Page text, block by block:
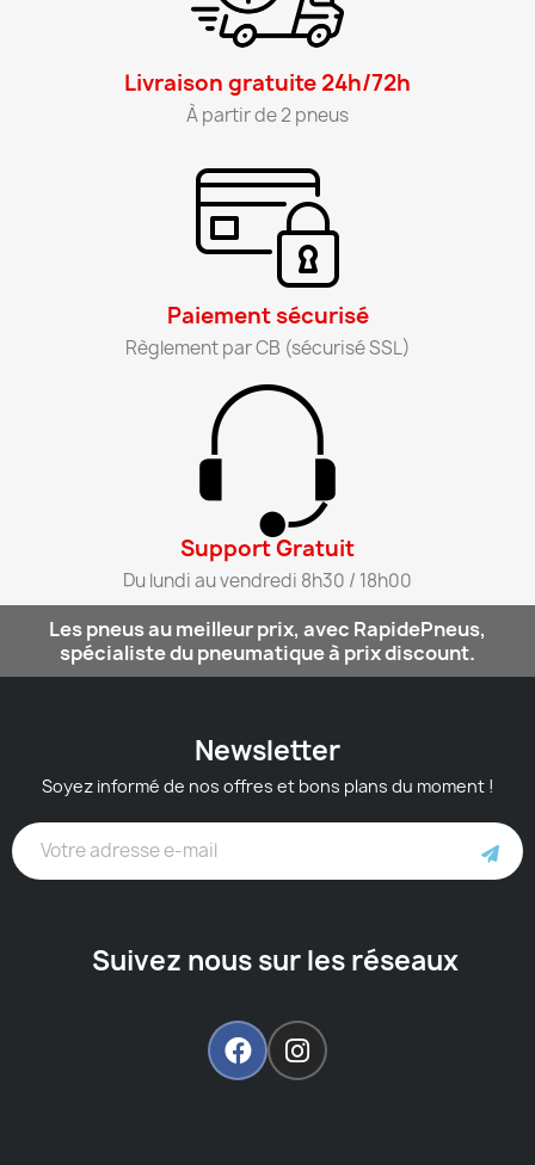
Livraison gratuite 24h/72h​
À partir de 2 pneus​
Paiement sécurisé​
Règlement par CB (sécurisé SSL)​
Support Gratuit​
Du lundi au vendredi 8h30 / 18h00​
Les pneus au meilleur prix, avec RapidePneus,
spécialiste du pneumatique à prix discount.
Newsletter
Soyez informé de nos offres et bons plans du moment !
Suivez nous sur les réseaux